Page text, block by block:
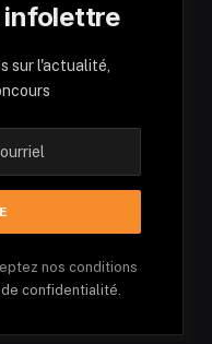
infolettre
sur l'actualité,
nos conditions
confidentialité.